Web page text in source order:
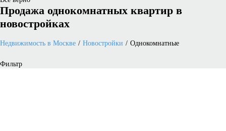
Продажа однокомнатных квартир в
новостройках
Недвижимость в Москве Новостройки Однокомнатные
Фильтр